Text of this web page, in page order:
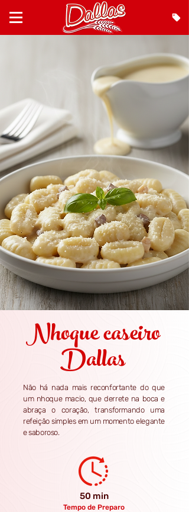
Nhoque caseiro
Dallas
Não há nada mais reconfortante do que
um nhoque macio, que derrete na boca e
abraça o coração, transformando uma
refeição simples em um momento elegante
e saboroso.
50 min
Tempo de Preparo